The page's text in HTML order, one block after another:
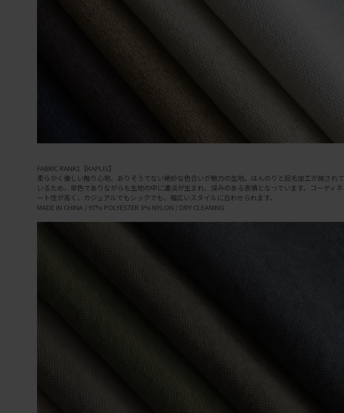
FABRIC RANK1【KAPLIS】
柔らかく優しい触り心地、ありそうでない絶妙な色合いが魅力の生地。ほんのりと起毛加工が施されて
いるため、単色でありながらも生地の中に濃淡が生まれ、深みのある表情となっています。コーディネ
ート性が高く、カジュアルでもシックでも、幅広いスタイルに合わせられます。
MADE IN CHINA / 97% POLYESTER 3% NYLON / DRY CLEANING